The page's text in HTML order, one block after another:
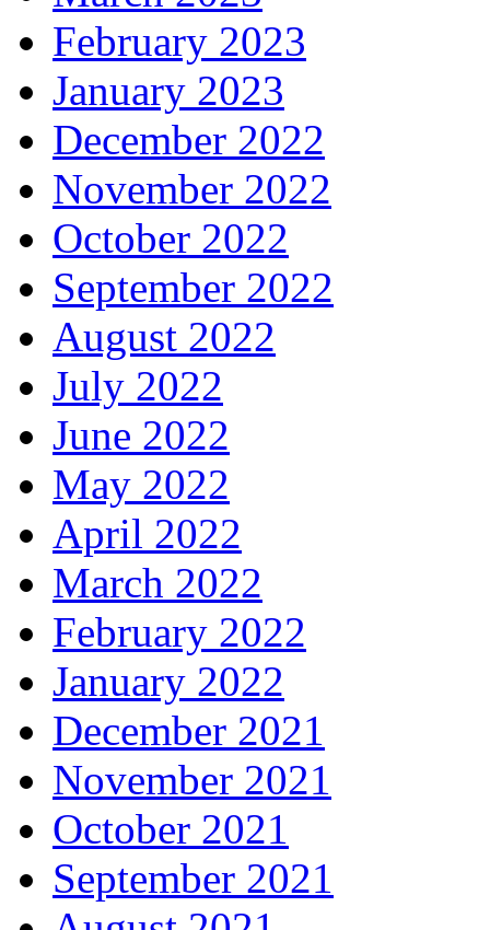
February 2023
January 2023
December 2022
November 2022
October 2022
September 2022
August 2022
July 2022
June 2022
May 2022
April 2022
March 2022
February 2022
January 2022
December 2021
November 2021
October 2021
September 2021